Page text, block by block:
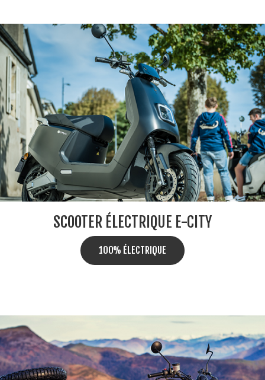
SCOOTER ÉLECTRIQUE E-CITY
100% ÉLECTRIQUE